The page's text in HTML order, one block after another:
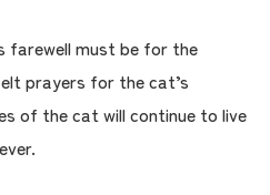
farewell must be for the
prayers for the cat’s
of the cat will continue to live